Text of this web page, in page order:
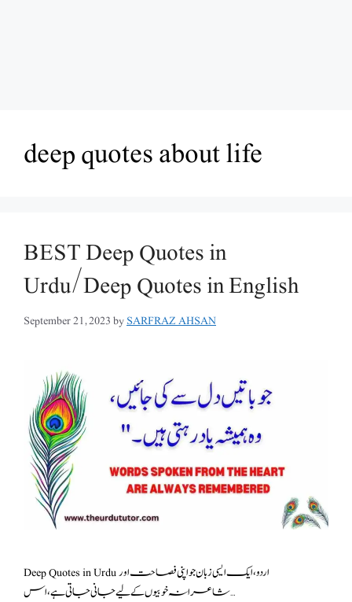
deep quotes about life
BEST Deep Quotes in
Urdu/Deep Quotes in English
September 21, 2023bySARFRAZ AHSAN
Deep Quotes in Urdu اردو، ایک ایسی زبان جو اپنی فصاحت اور
شاعرانہ خوبیوں کے لیے جانی جاتی ہے، اس …